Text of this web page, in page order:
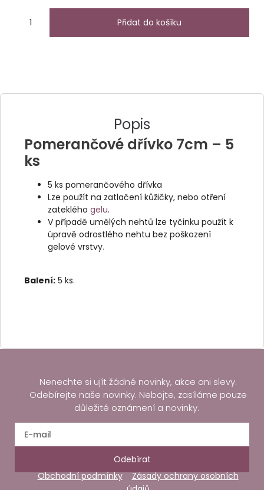
Přidat do košíku
Popis
Pomerančové dřívko 7cm – 5
ks
5 ks pomerančového dřívka
Lze použít na zatlačení kůžičky, nebo otření
zateklého gelu.
V případě umělých nehtů lze tyčinku použít k
úpravě odrostlého nehtu bez poškození
gelové vrstvy.
Balení: 5 ks.
Nenechte si ujít žádné novinky, akce ani slevy.
Odebírejte naše novinky. Nebojte, zasíláme pouze
důležité oznámení a novinky.
Odebírat
Obchodní podmínky
Zásady ochrany osobních